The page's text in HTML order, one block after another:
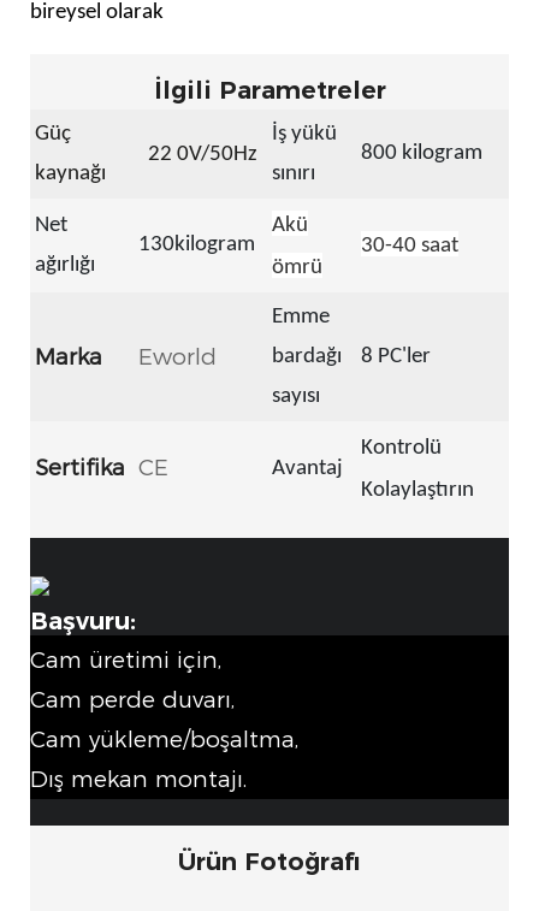
bireysel olarak
İlgili Parametreler
Güç
kaynağı
22 0V/50Hz
İş yükü
sınırı
800 kilogram
Net
ağırlığı
130kilogram
Akü
ömrü
30-40 saat
Marka Eworld
Emme
bardağı
sayısı
8 PC'ler
Sertifika CE Avantaj
Kontrolü
Kolaylaştırın
Başvuru:
Cam üretimi için,
Cam perde duvarı,
Cam yükleme/boşaltma,
Dış mekan montajı.
Ürün Fotoğrafı